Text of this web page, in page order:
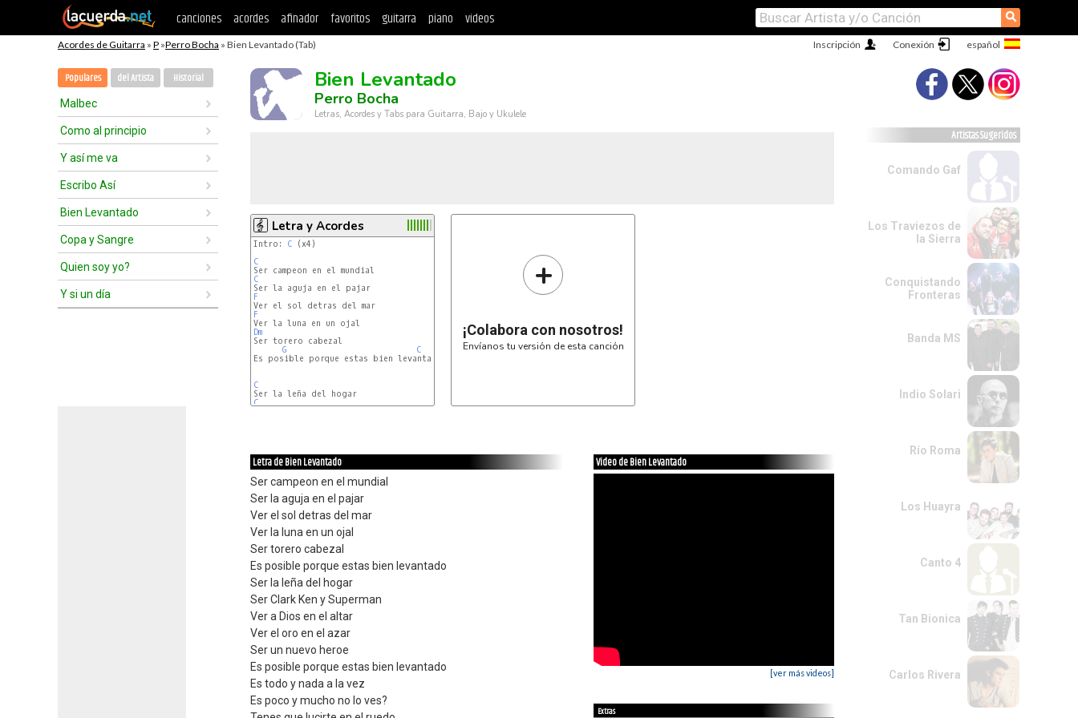
canciones acordes afinador favoritos guitarra piano videos ⚲
Acordes de Guitarra » P »Perro Bocha » Bien Levantado (Tab) Conexión
Inscripción
Populares del Artista Historial
Malbec
Como al principio
Y así me va
Escribo Así
Bien Levantado
Copa y Sangre
Quien soy yo?
Y si un día
Bien Levantado
Perro Bocha
Letras, Acordes y Tabs para Guitarra, Bajo y Ukulele
Letra y Acordes
Intro: C (x4)
C
C
F
F
Dm
G C
Es posible porque estas bien levantado
C
C
+
¡Colabora con nosotros!
Envíanos tu versión de esta canción
Letra de Bien Levantado
Ser campeon en el mundial
Ser la aguja en el pajar
Ver el sol detras del mar
Ver la luna en un ojal
Ser torero cabezal
Es posible porque estas bien levantado
Ser la leña del hogar
Ser Clark Ken y Superman
Ver a Dios en el altar
Ver el oro en el azar
Ser un nuevo heroe
Es posible porque estas bien levantado
Es todo y nada a la vez
Es poco y mucho no lo ves?
Video de Bien Levantado
[ver más videos]
Extras
Artistas Sugeridos
Comando Gaf
Los Traviezos de
la Sierra
Conquistando
Fronteras
Banda MS
Indio Solari
Río Roma
Los Huayra
Canto 4
Tan Bionica
Carlos Rivera